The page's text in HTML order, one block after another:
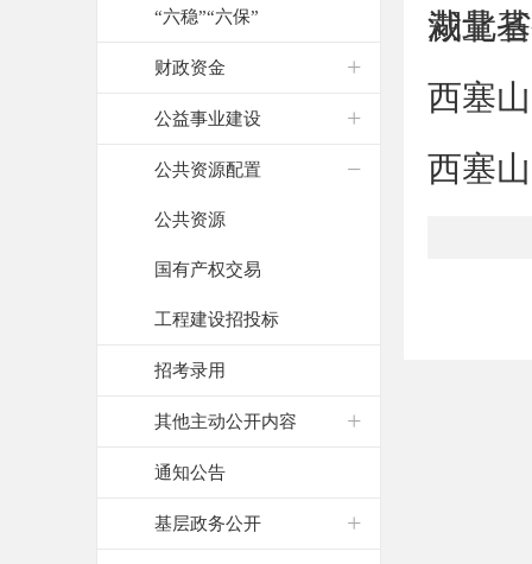
“六稳”“六保”
财政资金
公益事业建设
公共资源配置
公共资源
国有产权交易
工程建设招投标
招考录用
其他主动公开内容
通知公告
基层政务公开
裁量
湖北
西塞
西塞